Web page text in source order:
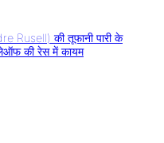
Rusell) की तूफानी पारी के
की रेस में कायम